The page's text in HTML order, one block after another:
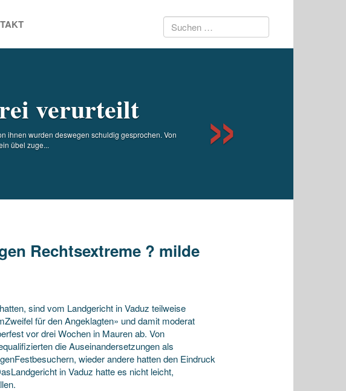
Suchen
verurteilt
ihnen wurden deswegen schuldig gesprochen. Von
übel zuge...
Rechtsextreme ? milde
sind vom Landgericht in Vaduz teilweise
für den Angeklagten» und damit moderat
vor drei Wochen in Mauren ab. Von
die Auseinandersetzungen als
wieder andere hatten den Eindruck
in Vaduz hatte es nicht leicht,